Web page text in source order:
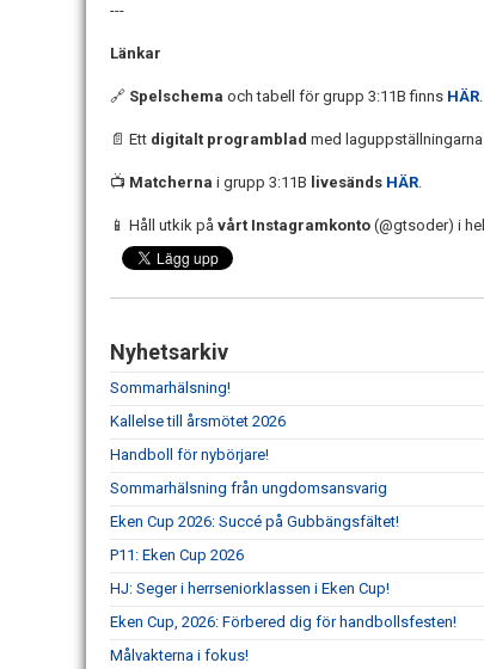
---
Länkar
🔗 Spelschema och tabell för grupp 3:11B finns HÄR.
📄 Ett digitalt programblad med
📺 Matcherna i grupp 3:11B livesänds HÄR.
📱 Håll utkik på vårt Instagramkonto (@gtsoder) i
Nyhetsarkiv
Sommarhälsning!
Kallelse till årsmötet 2026
Handboll för nybörjare!
Sommarhälsning från ungdomsansvarig
Eken Cup 2026: Succé på Gubbängsfältet!
P11: Eken Cup 2026
HJ: Seger i herrseniorklassen i Eken Cup!
Eken Cup, 2026: Förbered dig för handbollsfesten!
Målvakterna i fokus!